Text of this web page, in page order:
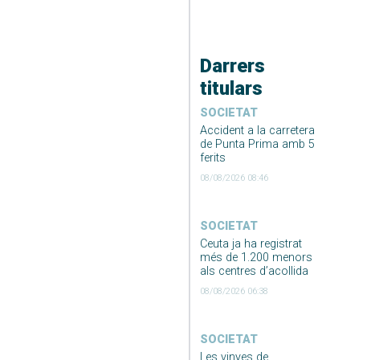
Darrers
titulars
SOCIETAT
Accident a la carretera
de Punta Prima amb 5
ferits
08/08/2026 08:46
SOCIETAT
Ceuta ja ha registrat
més de 1.200 menors
als centres d’acollida
08/08/2026 06:38
SOCIETAT
Les vinyes de